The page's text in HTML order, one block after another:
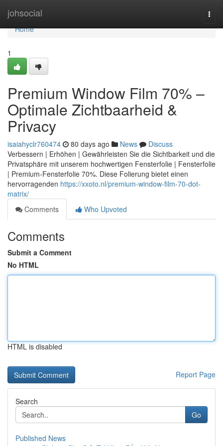
johsocial
Home
Home
1
Premium Window Film 70% –
Optimale Zichtbaarheid &
Privacy
isaiahyclr760474 80 days ago News
Discuss
Verbessern | Erhöhen | Gewährleisten Sie die Sichtbarkeit und die
Privatsphäre mit unserem hochwertigen Fensterfolie | Fensterfolie
| Premium-Fensterfolie 70%. Diese Folierung bietet einen
hervorragenden https://xxoto.nl/premium-window-film-70-dot-
matrix/
Comments
Who Upvoted
Comments
Submit a Comment
No HTML
HTML is disabled
Report Page
Search
Go
Published News